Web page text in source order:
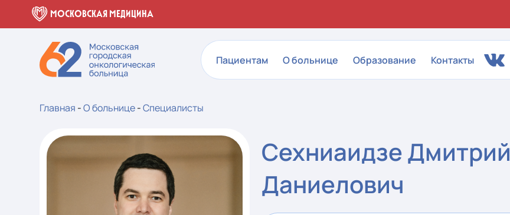
МОСКОВСКАЯ МЕДИЦИНА
Пациентам О больнице Образование Контакты
Главная -О больнице-Специалисты
Сехниаидзе Дмитрий
Даниелович